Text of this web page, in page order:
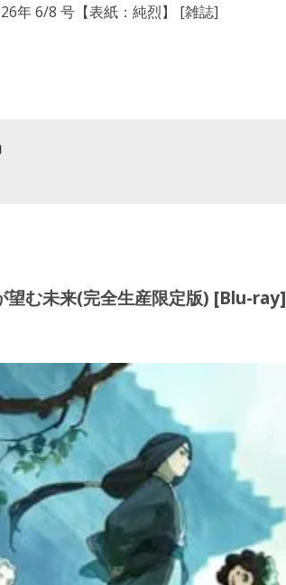
年 6/8 号【表紙：純烈】 [雑誌]
望む未来(完全生産限定版) [Blu-ray]